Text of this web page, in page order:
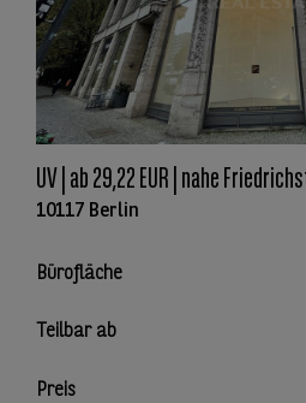
UV | ab 29,22 EUR | nahe
10117 Berlin
Bürofläche
Teilbar ab
Preis